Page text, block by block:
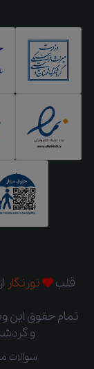
قلب تورنگار
تمام حقوق این
و
سوالات